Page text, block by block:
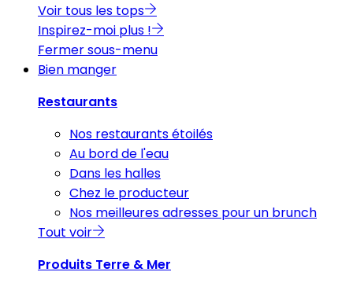
Voir tous les tops
Inspirez-moi plus !
Fermer sous-menu
Bien manger
Restaurants
Nos restaurants étoilés
Au bord de l'eau
Dans les halles
Chez le producteur
Nos meilleures adresses pour un brunch
Tout voir
Produits Terre & Mer